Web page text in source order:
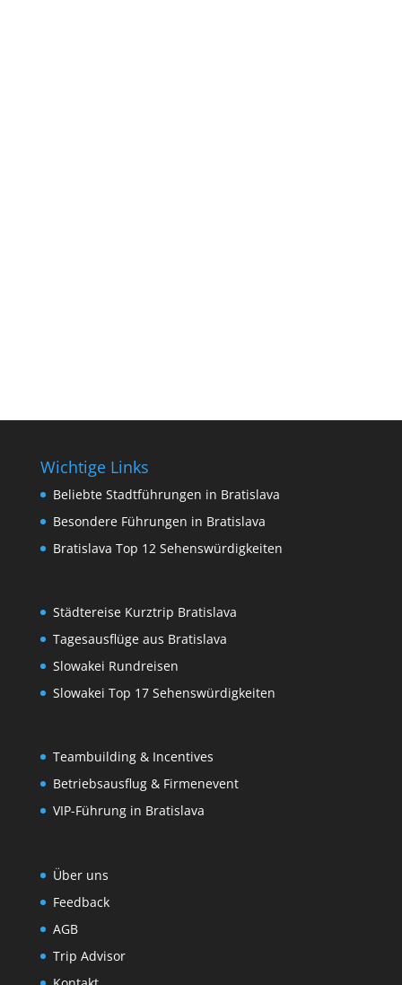
Wichtige Links
Beliebte Stadtführungen in Bratislava
Besondere Führungen in Bratislava
Bratislava Top 12 Sehenswürdigkeiten
Städtereise Kurztrip Bratislava
Tagesausflüge aus Bratislava
Slowakei Rundreisen
Slowakei Top 17 Sehenswürdigkeiten
Teambuilding & Incentives
Betriebsausflug & Firmenevent
VIP-Führung in Bratislava
Über uns
Feedback
AGB
Trip Advisor